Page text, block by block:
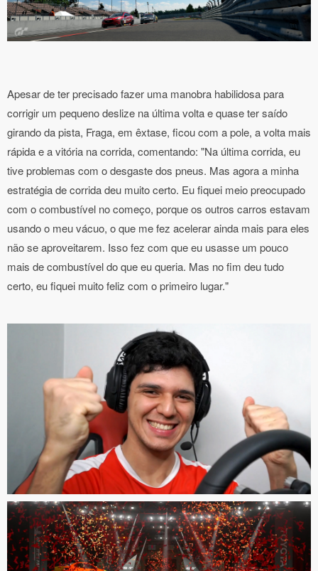
Apesar de ter precisado fazer uma manobra habilidosa para
corrigir um pequeno deslize na última volta e quase ter saído
girando da pista, Fraga, em êxtase, ficou com a pole, a volta mais
rápida e a vitória na corrida, comentando: "Na última corrida, eu
tive problemas com o desgaste dos pneus. Mas agora a minha
estratégia de corrida deu muito certo. Eu fiquei meio preocupado
com o combustível no começo, porque os outros carros estavam
usando o meu vácuo, o que me fez acelerar ainda mais para eles
não se aproveitarem. Isso fez com que eu usasse um pouco
mais de combustível do que eu queria. Mas no fim deu tudo
certo, eu fiquei muito feliz com o primeiro lugar."